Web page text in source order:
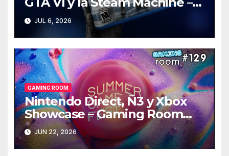
Gaming Room #130
JUL 6, 2026
GAMING ROOM
Nintendo Direct, Ñ3 y Xbox
Showcase – Gaming Room
#129
JUN 22, 2026